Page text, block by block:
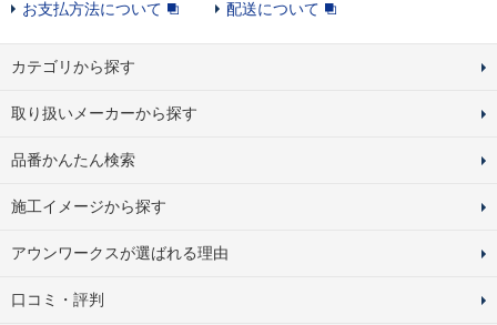
お支払方法について
配送について
カテゴリから探す
取り扱いメーカーから探す
品番かんたん検索
施工イメージから探す
アウンワークスが選ばれる理由
口コミ・評判